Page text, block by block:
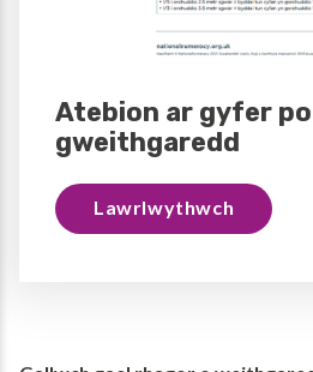
Atebion ar gyfer
gweithgaredd
Lawrlwythwch